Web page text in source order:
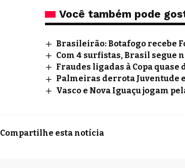
Você também pode
Brasileirão: Botafogo recebe
Com 4 surfistas, Brasil segue
Fraudes ligadas à Copa
Palmeiras derrota Juventude
Vasco e Nova Iguaçu jogam
Compartilhe esta notícia